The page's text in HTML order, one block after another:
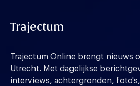
Trajectum
Trajectum Online brengt nieuws
Utrecht. Met dagelijkse
interviews, achtergronden,